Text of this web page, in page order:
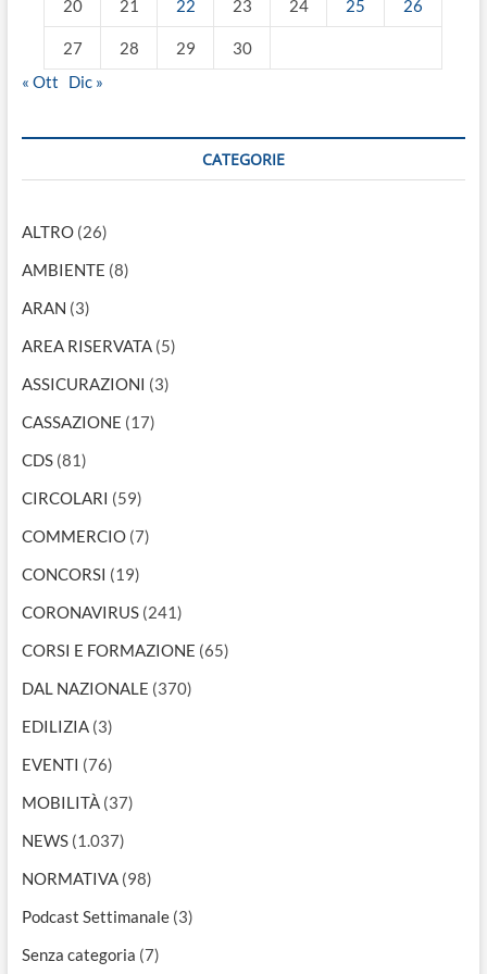
20 21 22 23 24 25 26
27 28 29
30
« Ott
Dic »
CATEGORIE
ALTRO(26)
AMBIENTE (8)
ARAN (3)
AREA RISERVATA(5)
ASSICURAZIONI (3)
CASSAZIONE (17)
CDS(81)
CIRCOLARI (59)
COMMERCIO(7)
CONCORSI (19)
CORONAVIRUS(241)
CORSI E FORMAZIONE (65)
DAL NAZIONALE (370)
EDILIZIA(3)
EVENTI (76)
MOBILITÀ(37)
NEWS(1.037)
NORMATIVA(98)
Podcast Settimanale(3)
Senza categoria (7)